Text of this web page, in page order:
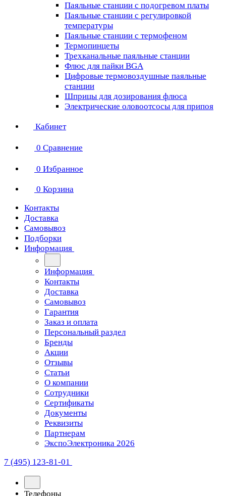
Паяльные станции с подогревом платы
Паяльные станции с регулировкой
температуры
Паяльные станции с термофеном
Термопинцеты
Трехканальные паяльные станции
Флюс для пайки BGA
Цифровые термовоздушные паяльные
станции
Шприцы для дозирования флюса
Электрические оловоотсосы для припоя
Кабинет
0 Сравнение
0 Избранное
0 Корзина
Контакты
Доставка
Самовывоз
Подборки
Информация
Информация
Контакты
Доставка
Самовывоз
Гарантия
Заказ и оплата
Персональный раздел
Бренды
Акции
Отзывы
Статьи
О компании
Сотрудники
Сертификаты
Документы
Реквизиты
Партнерам
ЭкспоЭлектроника 2026
7 (495) 123-81-01
Телефоны